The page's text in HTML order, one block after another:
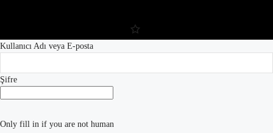
Kullanıcı Adı veya E-posta
Şifre
Only fill in if you are not human